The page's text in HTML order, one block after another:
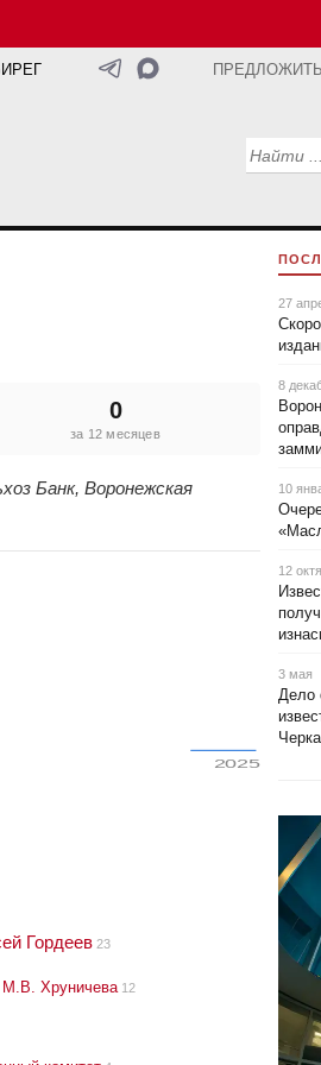
0
за 12 месяцев
Банк, Воронежская
2025
Гордеев 23
Хруничева 12
27
8
10
12
3 мая
Дело